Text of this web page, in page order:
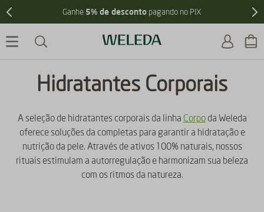
Ganhe 5% de desconto pagando no PIX
Hidratantes Corporais
A seleção de hidratantes corporais da linha Corpoda Weleda
oferece soluções da completas para garantir a hidratação e
nutrição da pele. Através de ativos 100% naturais, nossos
rituais estimulam a autorregulação e harmonizam sua beleza
com os ritmos da natureza.